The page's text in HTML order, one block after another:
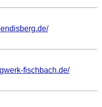
fischbach.de/